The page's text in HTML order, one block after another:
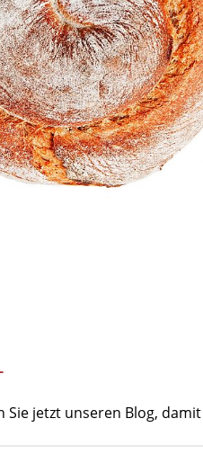
Sie jetzt unseren Blog,